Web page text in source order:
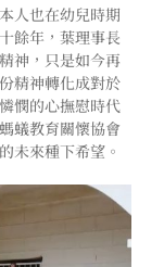
人也在幼兒時期
餘年，葉理事長
神，只是如今再
精神轉化成對於
憫的心撫慰時代
蟻教育關懷協會
未來種下希望。